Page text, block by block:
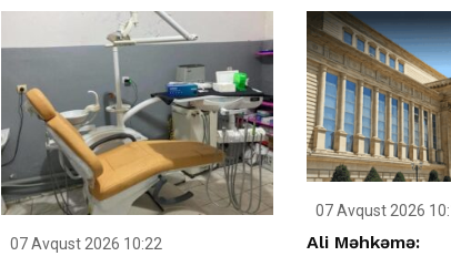
07 Avqust 2026 10:22
07 Avqust 2026
Ali Məhkəmə: